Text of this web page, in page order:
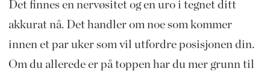
Det finnes en nervøsitet og en uro i tegnet ditt
akkurat nå. Det handler om noe som kommer
innen et par uker som vil utfordre posisjonen din.
Om du allerede er på toppen har du mer grunn til